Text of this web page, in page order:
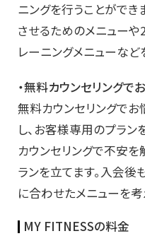
ニングを行うことがで
させるためのメニュー
レーニングメニューなど
・無料カウンセリングで
無料カウンセリングで
し、お客様専用のプラ
カウンセリングで不安を
ランを立てます。入会
に合わせたメニューを考
MY FITNESSの料金